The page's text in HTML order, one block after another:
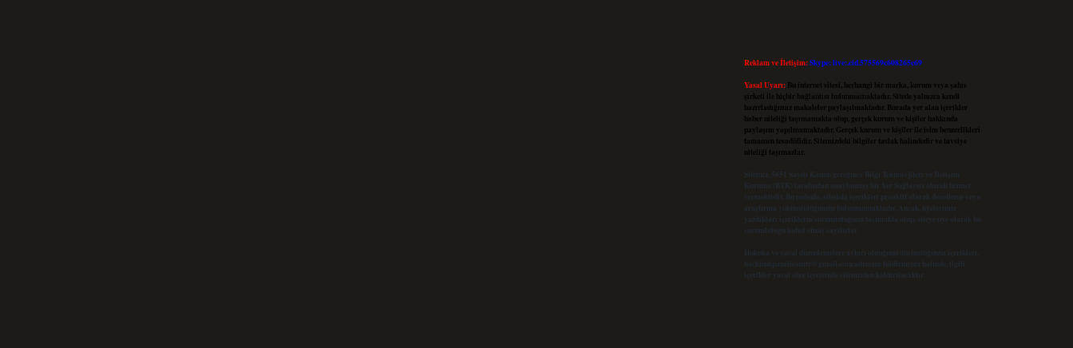
Reklam ve İletişim:Skype: live:.cid.575569c608265c69
Yasal Uyarı: Bu internet sitesi, herhangi bir marka, kurum veya şahıs
şirketi ile hiçbir bağlantısı bulunmamaktadır. Sitede yalnızca kendi
hazırladığımız makaleler paylaşılmaktadır. Burada yer alan içerikler
haber niteliği taşımamakta olup, gerçek kurum ve kişiler hakkında
paylaşım yapılmamaktadır. Gerçek kurum ve kişiler ile isim benzerlikleri
tamamen tesadüfidir. Sitemizdeki bilgiler taslak halindedir ve tavsiye
niteliği taşımazlar.
Sitemiz, 5651 Sayılı Kanun gereğince Bilgi Teknolojileri ve İletişim
Kurumu (BTK) tarafından onaylanmış bir Yer Sağlayıcı olarak hizmet
vermektedir. Bu nedenle, sitedeki içerikleri proaktif olarak denetleme veya
araştırma yükümlülüğümüz bulunmamaktadır. Ancak, üyelerimiz
yazdıkları içeriklerin sorumluluğunu taşımakta olup, siteye üye olarak bu
sorumluluğu kabul etmiş sayılırlar.
Hukuka ve yasal düzenlemelere aykırı olduğunu düşündüğünüz içerikleri,
backlinkpanelicomtr@gmail.com adresine bildirmeniz halinde, ilgili
içerikler yasal süre içerisinde sitemizden kaldırılacaktır.